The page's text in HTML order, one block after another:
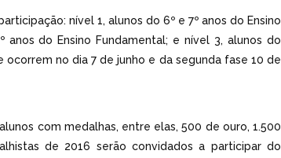
nível 1, alunos do 6º e 7º anos do Ensino
anos do Ensino Fundamental; e nível 3, alunos do
ocorrem no dia 7 de junho e da segunda fase 10 de
com medalhas, entre elas, 500 de ouro, 1.500
de 2016 serão convidados a participar do